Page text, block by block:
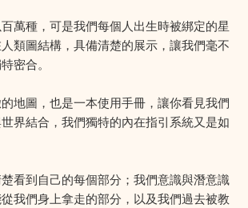
萬種，可是我們每個人出生時被綁定的星
類圖結構，具備清楚的展示，讓我們毫不
密合。
地圖，也是一本使用手冊，讓你看見我們
界結合，我們獨特的內在指引系統又是如
看到自己的每個部分；我們意識與潛意識
我們身上拿走的部分，以及我們過去被教